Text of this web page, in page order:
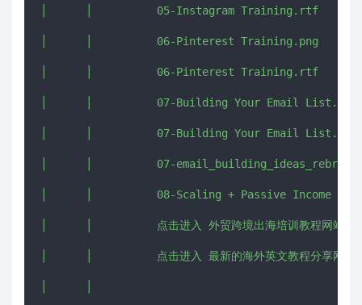
│      │          05-Instagram Training.rtf
│      │          06-Pinterest Training.png
│      │          06-Pinterest Training.rtf
│      │          07-Building Your Email List.png
│      │          07-Building Your Email List.rtf
│      │          07-
│      │          08-Scaling + Passive Income
│      │          点击进入 外贸跨境出海培训教程网站 -
│      │          点击进入 最新的海外英文教程分享网 -